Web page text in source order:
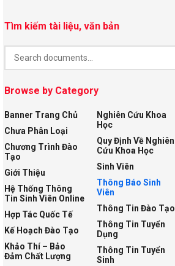
Tìm kiếm tài liệu, văn bản
Document
Browse by Category
Banner Trang Chủ
Chưa Phân Loại
Chương Trình Đào
Tạo
Giới Thiệu
Hệ Thống Thông
Tin Sinh Viên Online
Hợp Tác Quốc Tế
Kế Hoạch Đào Tạo
Khảo Thí – Bảo
Đảm Chất Lượng
Nghiên Cứu Khoa
Học
Quy Định Về Nghiên
Cứu Khoa Học
Sinh Viên
Thông Báo Sinh
Viên
Thông Tin Đào Tạo
Thông Tin Tuyển
Dụng
Thông Tin Tuyển
Sinh